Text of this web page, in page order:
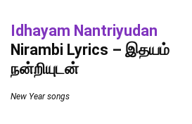
Idhayam Nantriyudan
Nirambi Lyrics – இதயம்
நன்றியுடன்
New Year songs